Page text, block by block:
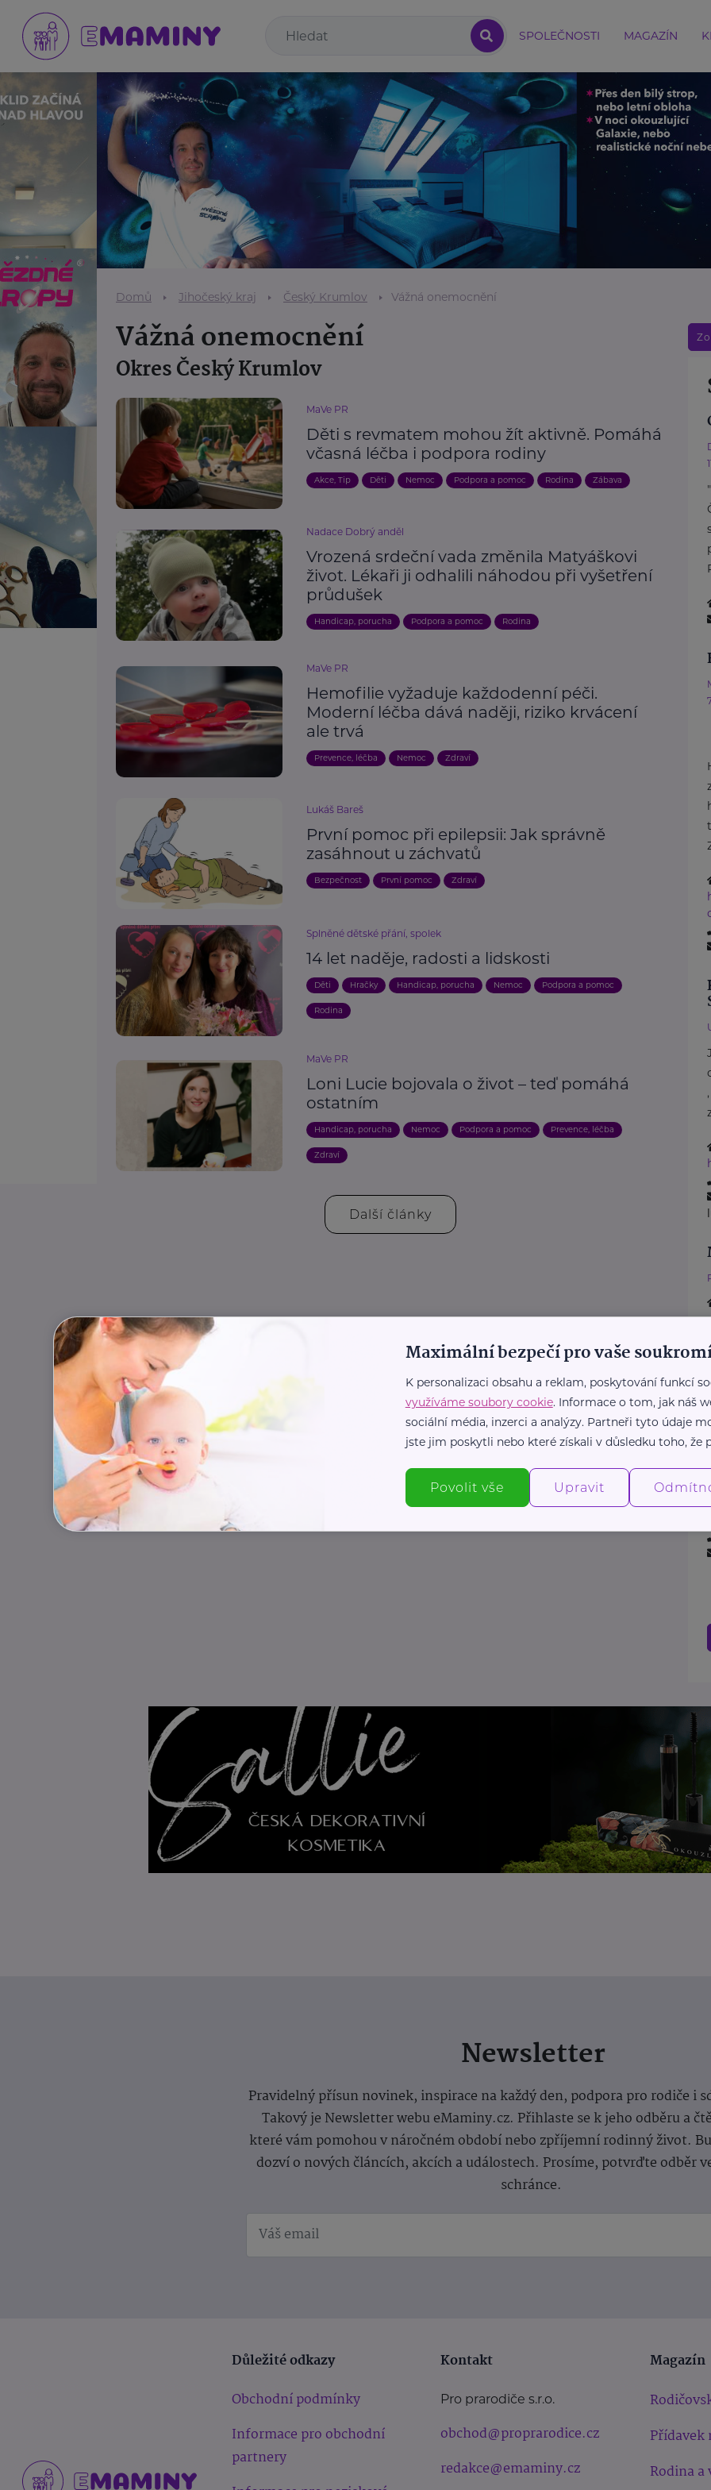
SPOLEČNOSTI MAGAZÍN
Domů Jihočeský kraj Český Krumlov Vážná onemocnění
Vážná onemocnění
Okres Český Krumlov
MaVe PR
Děti s revmatem mohou žít aktivně. Pomáhá
včasná léčba i podpora rodiny
Akce, Tip Děti Nemoc Podpora a pomoc Rodina Zábava
Nadace Dobrý anděl
Vrozená srdeční vada změnila Matyáškovi
život. Lékaři ji odhalili náhodou při vyšetření
průdušek
Handicap, porucha Podpora a pomoc Rodina
MaVe PR
Hemofilie vyžaduje každodenní péči.
Moderní léčba dává naději, riziko krvácení
ale trvá
Prevence, léčba Nemoc Zdraví
Lukáš Bareš
První pomoc při epilepsii: Jak správně
zasáhnout u záchvatů
Bezpečnost První pomoc Zdraví
Splněné dětské přání, spolek
14 let naděje, radosti a lidskosti
Děti Hračky Handicap, porucha Nemoc Podpora a pomoc
Rodina
MaVe PR
Loni Lucie bojovala o život – teď pomáhá
ostatním
Handicap, porucha Nemoc Podpora a pomoc Prevence, léčba
Zdraví
Další články
Newsletter
Pravidelný přísun novinek, inspirace na každý den, podpora pro rodiče i
Takový je Newsletter webu eMaminy.cz. Přihlaste se k jeho odběru a
které vám pomohou v náročném období nebo zpříjemní rodinný život.
dozví o nových článcích, akcích a událostech. Prosíme, potvrďte odběr
schránce.
Důležité odkazy
Obchodní podmínky
Informace pro obchodní
partnery
Kontakt
Pro prarodiče s.r.o.
obchod@proprarodice.cz
redakce@emaminy.cz
Magazín
Přídavek
Rodina a
Maximální bezpečí pro vaše
K personalizaci obsahu a reklam, poskytování funkcí
využíváme soubory cookie. Informace o tom, jak náš
sociální média, inzerci a analýzy. Partneři tyto údaje
jste jim poskytli nebo které získali v důsledku toho, že
Povolit vše Upravit